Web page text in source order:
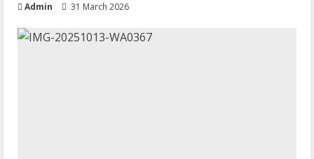
Admin 31 March 2026